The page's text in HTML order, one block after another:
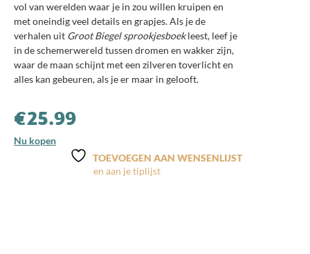
vol van werelden waar je in zou willen kruipen en
met oneindig veel details en grapjes. Als je de
verhalen uit Groot Biegel sprookjesboekleest, leef je
in de schemerwereld tussen dromen en wakker zijn,
waar de maan schijnt met een zilveren toverlicht en
alles kan gebeuren, als je er maar in gelooft.
€25.99
Nu kopen
TOEVOEGEN AAN WENSENLIJST